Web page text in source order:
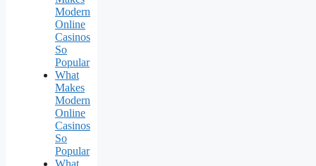
Modern
Online
Casinos
So
Popular
What
Makes
Modern
Online
Casinos
So
Popular
What